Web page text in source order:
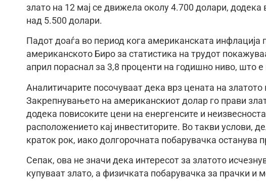
злато на 12 мај се движела околу 4.700 долари,
над 5.500 долари.
Падот доаѓа во период кога американската инфлација
американското Биро за статистика на трудот
април пораснал за 3,8 проценти на годишно ниво, што
Аналитичарите посочуваат дека врз цената на
Закрепнувањето на американскиот долар го прави
додека повисоките цени на енергенсите и
расположението кај инвеститорите. Во такви услови,
краток рок, иако долгорочната побарувачка останува
Сепак, ова не значи дека интересот за златото
купуваат злато, а физичката побарувачка за прачки и